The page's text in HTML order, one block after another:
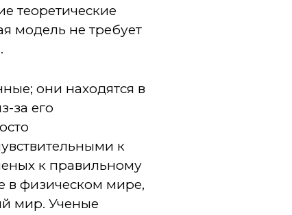
теоретические
модель не требует
они находятся в
за его
к
к правильному
в физическом мире,
мир. Ученые